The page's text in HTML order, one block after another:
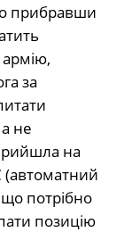
прибравши
армію,
за
а не
на
(автоматний
потрібно
позицію